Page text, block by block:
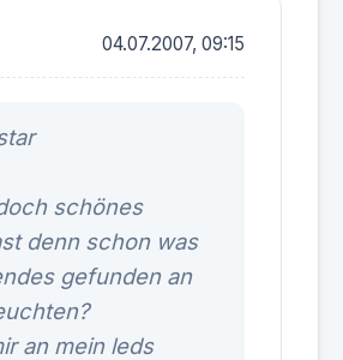
04.07.2007, 09:15
schönes
denn schon was
gefunden an
an mein leds